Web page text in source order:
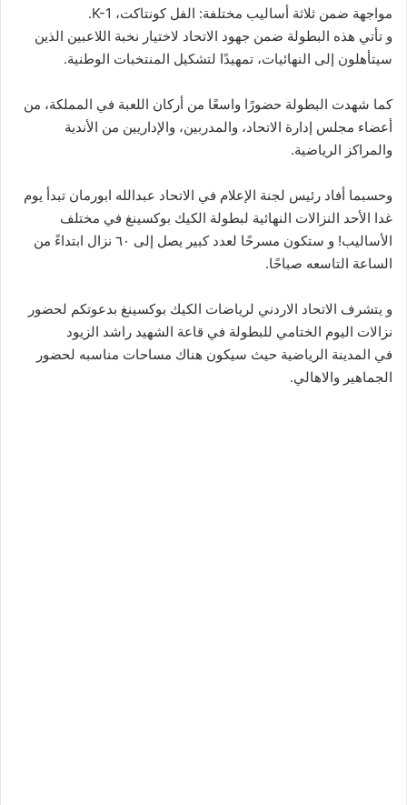
مواجهة ضمن ثلاثة أساليب مختلفة: الفل كونتاكت، K-1.
و تأتي هذه البطولة ضمن جهود الاتحاد لاختيار نخبة اللاعبين الذين
سيتأهلون إلى النهائيات، تمهيدًا لتشكيل المنتخبات الوطنية.
كما شهدت البطولة حضورًا واسعًا من أركان اللعبة في المملكة، من
أعضاء مجلس إدارة الاتحاد، والمدربين، والإداريين من الأندية
والمراكز الرياضية.
وحسبما أفاد رئيس لجنة الإعلام في الاتحاد عبدالله ابورمان تبدأ يوم
غدا الأحد النزالات النهائية لبطولة الكيك بوكسينغ في مختلف
الأساليب! و ستكون مسرحًا لعدد كبير يصل إلى ٦٠ نزال ابتداءً من
الساعة التاسعه صباحًا.
و يتشرف الاتحاد الاردني لرياضات الكيك بوكسينغ بدعوتكم لحضور
نزالات اليوم الختامي للبطولة في قاعة الشهيد راشد الزيود
في المدينة الرياضية حيث سيكون هناك مساحات مناسبه لحضور
الجماهير والاهالي.